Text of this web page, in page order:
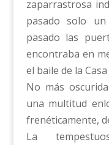
zaparrastrosa
pasado solo
pasado las
encontraba en
el baile de la
No más
una multitud
frenéticamente,
La